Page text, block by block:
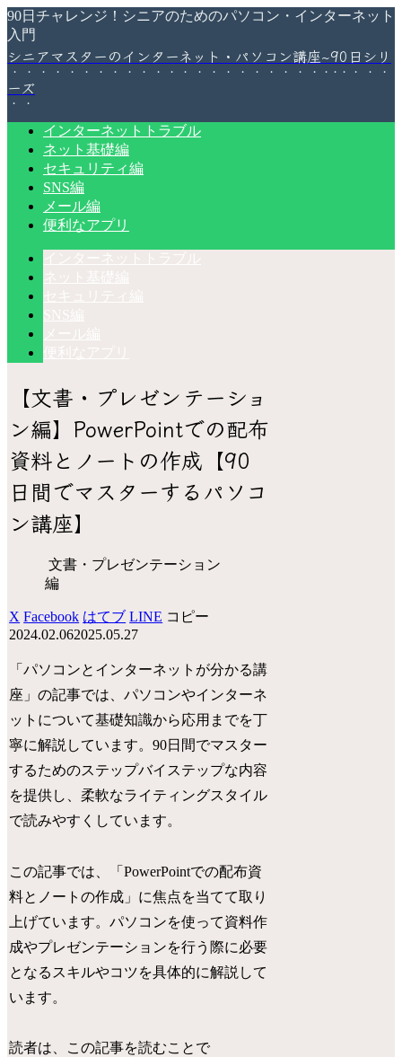
90日チャレンジ！シニアのためのパソコン・インターネット
入門
シニアマスターのインターネット・パソコン講座~90日シリ
ーズ
インターネットトラブル
ネット基礎編
セキュリティ編
SNS編
メール編
便利なアプリ
【文書・プレゼンテーショ
ン編】PowerPointでの配布
資料とノートの作成【90
日間でマスターするパソコ
ン講座】
文書・プレゼンテーション
編
X Facebook はてブ LINE コピー
2024.02.062025.05.27
「パソコンとインターネットが分かる講
座」の記事では、パソコンやインターネ
ットについて基礎知識から応用までを丁
寧に解説しています。90日間でマスター
するためのステップバイステップな内容
を提供し、柔軟なライティングスタイル
で読みやすくしています。
この記事では、「PowerPointでの配布資
料とノートの作成」に焦点を当てて取り
上げています。パソコンを使って資料作
成やプレゼンテーションを行う際に必要
となるスキルやコツを具体的に解説して
います。
読者は、この記事を読むことで